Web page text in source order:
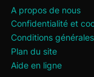
A propos de nous
Confidentialité et
Conditions générales
Plan du site
Aide en ligne